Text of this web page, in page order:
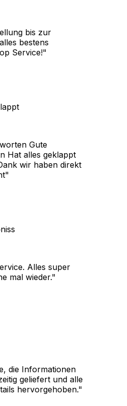
bis zur
bestens
Service!"
Gute
Hat alles geklappt
wir haben direkt
Alles super
mal wieder."
die Informationen
geliefert und alle
hervorgehoben."